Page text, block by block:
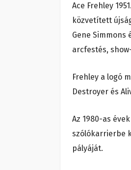
Ace Frehley
közvetített
Gene
arcfestés,
Frehley a logó
Destroyer és
Az 1980-as
szólókarrierbe
pályáját.